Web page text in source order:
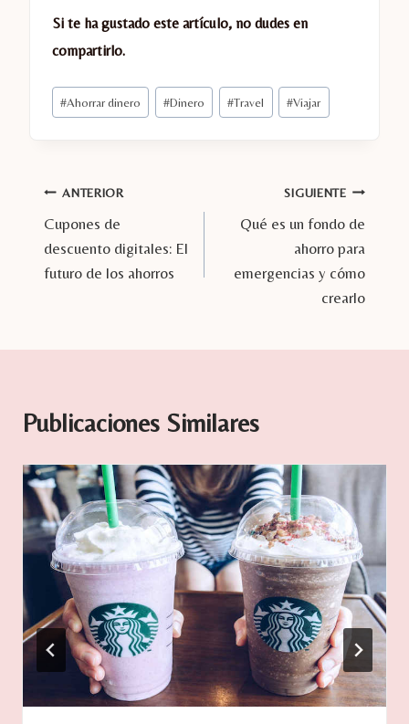
Si te ha gustado este artículo, no dudes en
compartirlo.
Etiquetas
de
#Ahorrar dinero #Dinero #Travel #Viajar
Navegación
de
entradas
ANTERIOR
Cupones de
descuento digitales: El
futuro de los ahorros
SIGUIENTE
Qué es un fondo de
ahorro para
emergencias y cómo
crearlo
Publicaciones Similares